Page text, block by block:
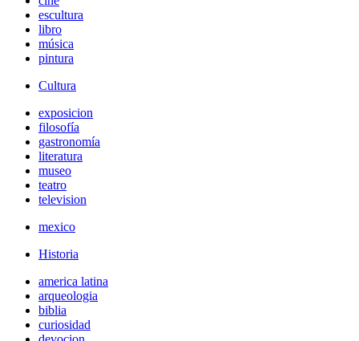
escultura
libro
música
pintura
Cultura
exposicion
filosofía
gastronomía
literatura
museo
teatro
television
mexico
Historia
america latina
arqueologia
biblia
curiosidad